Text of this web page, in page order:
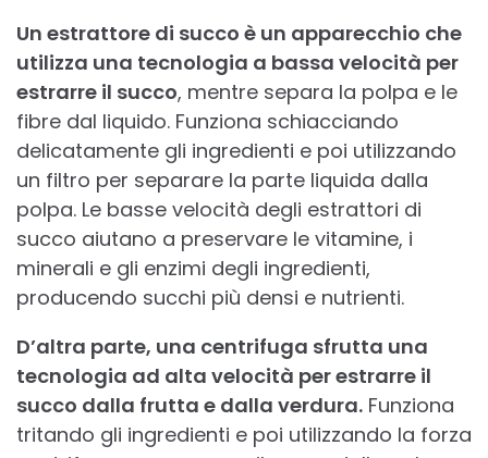
Un estrattore di succo è un apparecchio che
utilizza una tecnologia a bassa velocità per
estrarre il succo, mentre separa la polpa e le
fibre dal liquido. Funziona schiacciando
delicatamente gli ingredienti e poi utilizzando
un filtro per separare la parte liquida dalla
polpa. Le basse velocità degli estrattori di
succo aiutano a preservare le vitamine, i
minerali e gli enzimi degli ingredienti,
producendo succhi più densi e nutrienti.
D’altra parte, una centrifuga sfrutta una
tecnologia ad alta velocità per estrarre il
succo dalla frutta e dalla verdura. Funziona
tritando gli ingredienti e poi utilizzando la forza